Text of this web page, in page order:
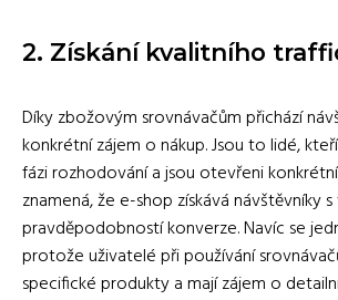
2. Získání kvalitního
Díky zbožovým srovnávačům přichází
konkrétní zájem o nákup. Jsou to lidé,
fázi rozhodování a jsou otevřeni
znamená, že e-shop získává návštěvníky
pravděpodobností konverze. Navíc se
protože uživatelé při používání
specifické produkty a mají zájem o